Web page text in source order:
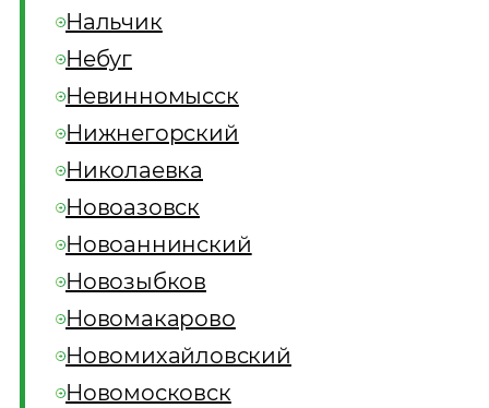
Нальчик
Небуг
Невинномысск
Нижнегорский
Николаевка
Новоазовск
Новоаннинский
Новозыбков
Новомакарово
Новомихайловский
Новомосковск